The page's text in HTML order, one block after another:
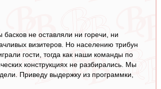
не оставляли ни горечи, ни
визитеров. Но населению трибун
гости, тогда как наши команды по
конструкциях не разбирались. Мы
Приведу выдержку из программки,